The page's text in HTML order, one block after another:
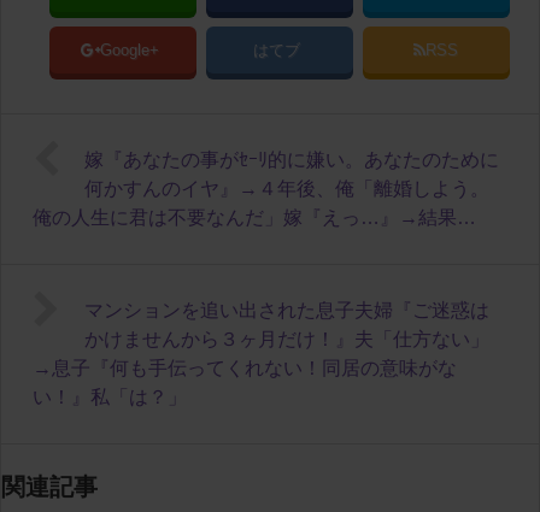
Google+ はてブ RSS
嫁『あなたの事がｾｰﾘ的に嫌い。あなたのために
何かすんのイヤ』→４年後、俺「離婚しよう。
俺の人生に君は不要なんだ」嫁『えっ…』→結果…
マンションを追い出された息子夫婦『ご迷惑は
かけませんから３ヶ月だけ！』夫「仕方ない」
→息子『何も手伝ってくれない！同居の意味がな
い！』私「は？」
関連記事